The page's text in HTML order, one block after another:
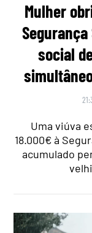
Mulher
social
Uma viúva
18.000€ à
acumulado